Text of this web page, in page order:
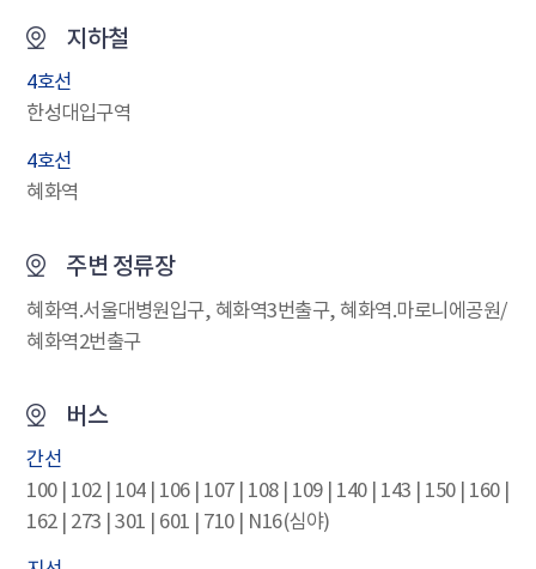
지하철
4호선
한성대입구역
4호선
혜화역
주변 정류장
혜화역.서울대병원입구, 혜화역3번출구, 혜화역.마로니에공원/
혜화역2번출구
버스
간선
100 | 102 | 104 | 106 | 107 | 108 | 109 | 140 | 143 | 150 | 160 |
162 | 273 | 301 | 601 | 710 | N16(심야)